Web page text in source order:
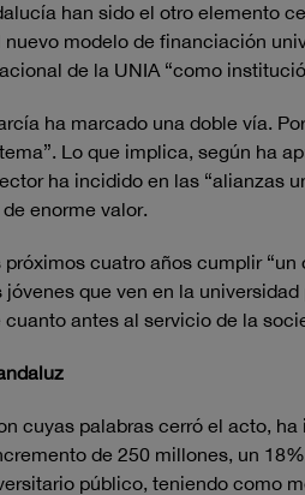
han sido el otro elemento
modelo de financiación
de la UNIA “como
ha marcado una doble vía.
Lo que implica, según ha
ha incidido en las “alianzas
enorme valor.
cuatro años cumplir
que ven en la
antes al servicio de la
cuyas palabras cerró el acto,
de 250 millones, un
público, teniendo como